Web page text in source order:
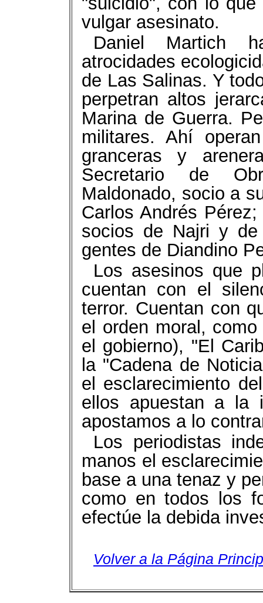
vulgar asesinato.
Daniel Martich
atrocidades
de Las Salinas. Y
perpetran altos
Marina de Guerra.
militares. Ahí
granceras y
Secretario de
Maldonado, socio a
Carlos Andrés
socios de Najri y
gentes de Diandino
Los asesinos que
cuentan con el
terror. Cuentan con
el orden moral,
el gobierno), "El
la "Cadena de
el esclarecimiento
ellos apuestan a la
apostamos a lo
Los periodistas
manos el
base a una tenaz y
como en todos los
efectúe la debida
Volver a la Página